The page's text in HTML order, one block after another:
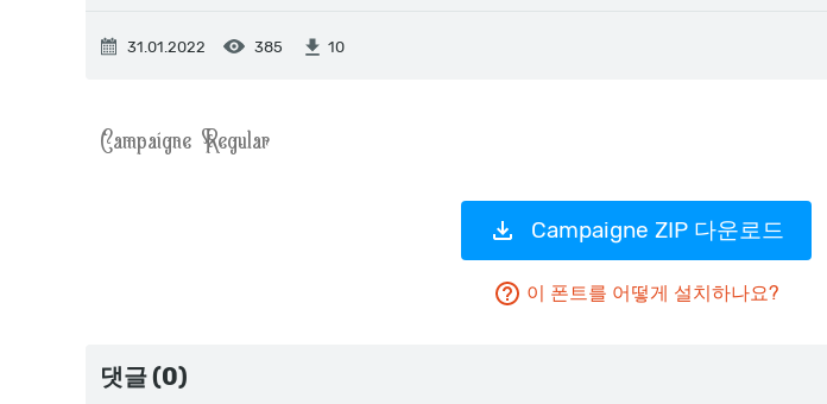
31.01.2022 385 10
Campaigne ZIP 다운로드
이 폰트를 어떻게 설치하나요?
댓글 (0)